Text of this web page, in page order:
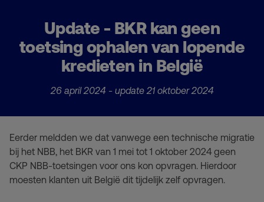
Update - BKR kan geen
toetsing ophalen van lopende
kredieten in België
26 april 2024 - update 21 oktober 2024
Eerder meldden we dat vanwege een technische migratie
bij het NBB, het BKR van 1 mei tot 1 oktober 2024 geen
CKP NBB-toetsingen voor ons kon opvragen. Hierdoor
moesten klanten uit België dit tijdelijk zelf opvragen.